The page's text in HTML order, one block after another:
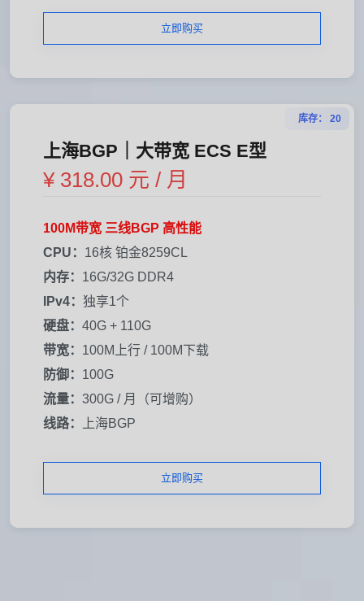
立即购买
库存： 20
上海BGP｜大带宽 ECS E型
¥ 318.00 元 / 月
100M带宽 三线BGP 高性能
CPU： 16核 铂金8259CL
内存： 16G/32G DDR4
IPv4： 独享1个
硬盘： 40G + 110G
带宽： 100M上行 / 100M下载
防御： 100G
流量： 300G / 月（可增购）
线路：
上海BGP
立即购买